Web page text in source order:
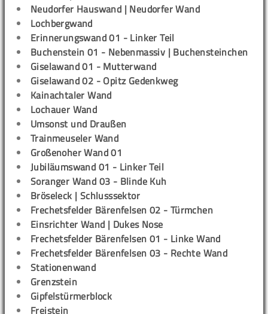
Neudorfer Hauswand | Neudorfer Wand
Lochbergwand
Erinnerungswand 01 - Linker Teil
Buchenstein 01 - Nebenmassiv | Buchensteinchen
Giselawand 01 - Mutterwand
Giselawand 02 - Opitz Gedenkweg
Kainachtaler Wand
Lochauer Wand
Umsonst und Draußen
Trainmeuseler Wand
Großenoher Wand 01
Jubiläumswand 01 - Linker Teil
Soranger Wand 03 - Blinde Kuh
Bröseleck | Schlusssektor
Frechetsfelder Bärenfelsen 02 - Türmchen
Einsrichter Wand | Dukes Nose
Frechetsfelder Bärenfelsen 01 - Linke Wand
Frechetsfelder Bärenfelsen 03 - Rechte Wand
Stationenwand
Grenzstein
Gipfelstürmerblock
Freistein